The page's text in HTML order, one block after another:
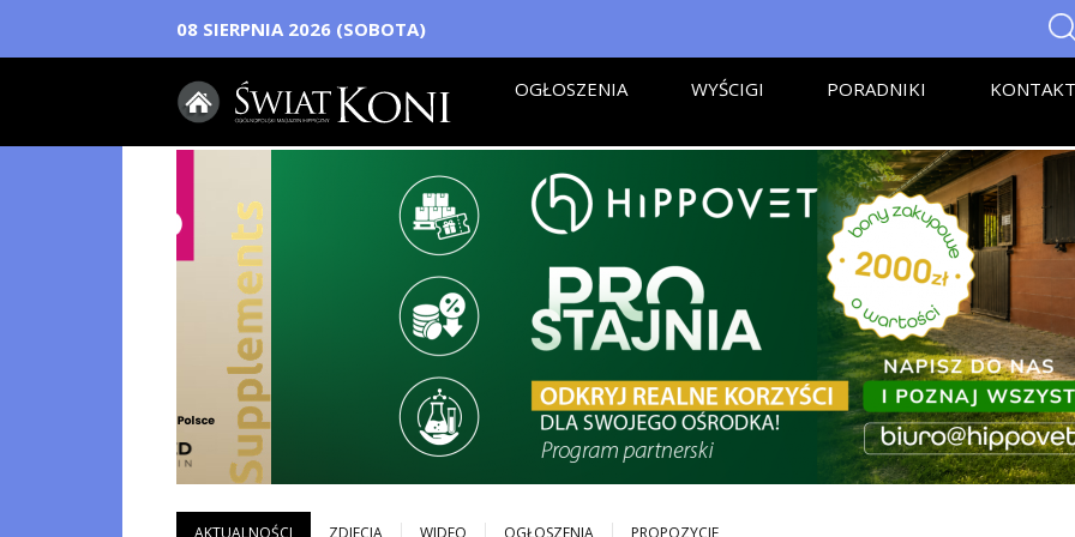
08 SIERPNIA 2026 (SOBOTA)
OGŁOSZENIA WYŚCIGI PORADNIKI KONTAKT
AKTUALNOŚCI ZDJECIA WIDEO OGŁOSZENIA PROPOZYCJE